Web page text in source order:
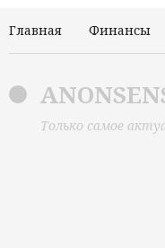
Главная Финансы
Только самое